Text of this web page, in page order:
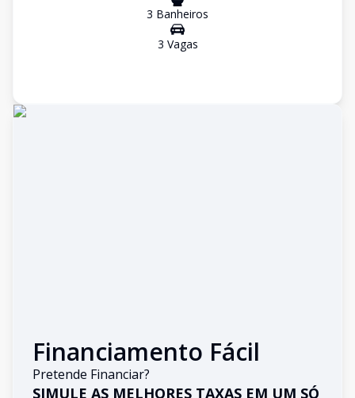
3 Banheiros
3 Vagas
Financiamento Fácil
Pretende Financiar?
SIMULE AS MELHORES TAXAS EM UM SÓ